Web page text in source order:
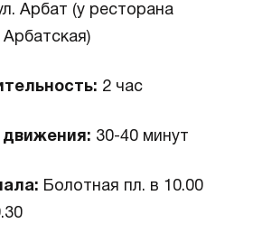
Арбат (у ресторана
2 час
движения: 30-40 минут
Болотная пл. в 10.00